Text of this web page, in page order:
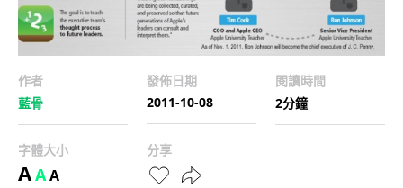
作者
藍骨
發佈日期
2011-10-08
閱讀時間
2分鐘
字體大小
AAA
分享